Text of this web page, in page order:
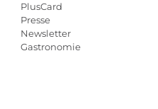
PlusCard
Presse
Newsletter
Gastronomie